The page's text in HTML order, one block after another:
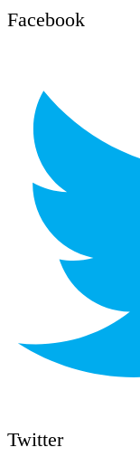
Facebook
Twitter